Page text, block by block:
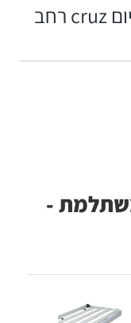
גגון לקיה ספורטאז' אלומיניום cruz רחב
-